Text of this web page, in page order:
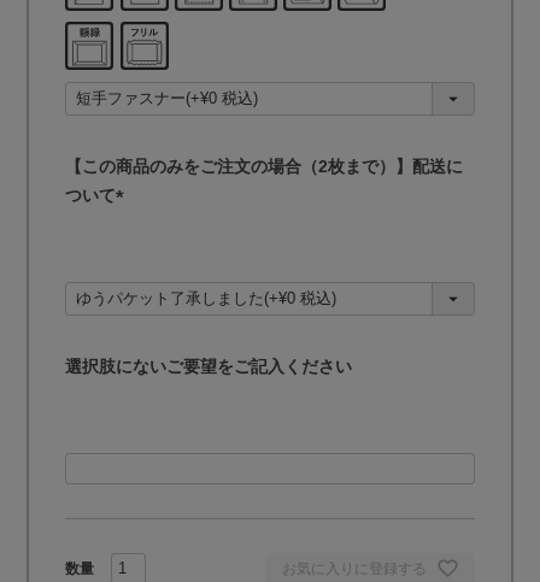
お気に入りに登録する
須
【この商品のみをご注文の場合（2枚まで）】配送に
ついて
須
)
選択肢にないご要望をご記入ください